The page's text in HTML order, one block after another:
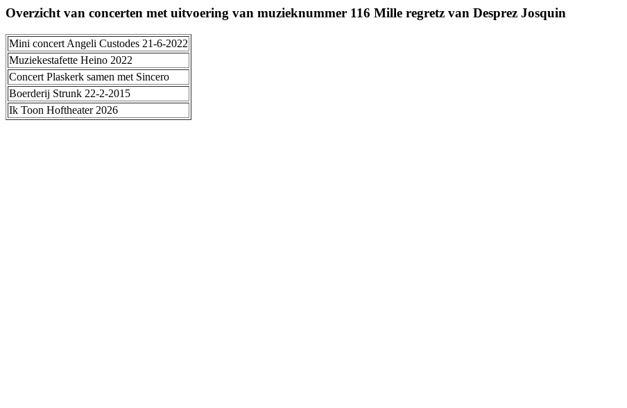
Overzicht van concerten met uitvoering van muzieknummer 116 Mille regretz van Desprez Josquin
Mini concert Angeli Custodes 21-6-2022
Muziekestafette Heino 2022
Concert Plaskerk samen met Sincero
Boerderij Strunk 22-2-2015
Ik Toon Hoftheater 2026